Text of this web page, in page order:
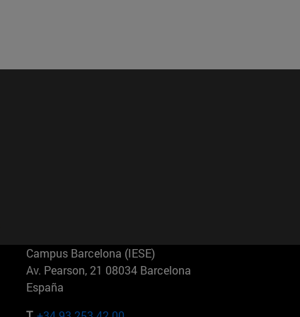
Campus Barcelona (IESE)
Av. Pearson, 21 08034 Barcelona
España